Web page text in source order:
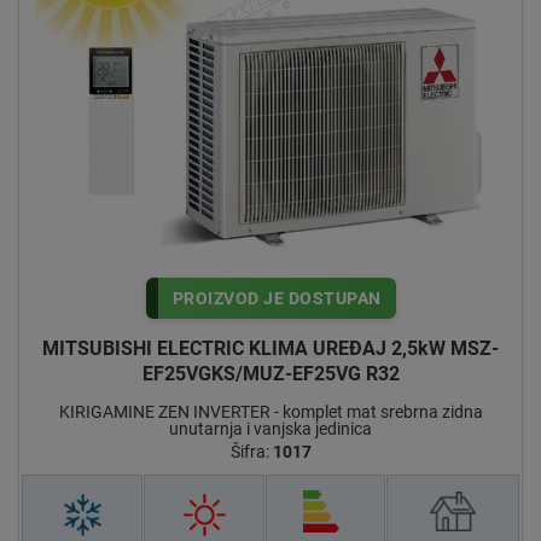
postavkama, uštedit će se dodatna energija ili će sustav u
potpunosti prestati sa radom. Kada je pozicija osobe
detektirana, kut krilaca se automatski prilagođava u tom
smjeru. Svako krilce se može neovisno prilagoditi za
„direktno ili indirektno puhanje", ovisno o želji
PROIZVOD JE DOSTUPAN
MITSUBISHI ELECTRIC KLIMA UREĐAJ 2,5kW MSZ-
EF25VGKS/MUZ-EF25VG R32
KIRIGAMINE ZEN INVERTER - komplet mat srebrna zidna
unutarnja i vanjska jedinica
Šifra: 1017